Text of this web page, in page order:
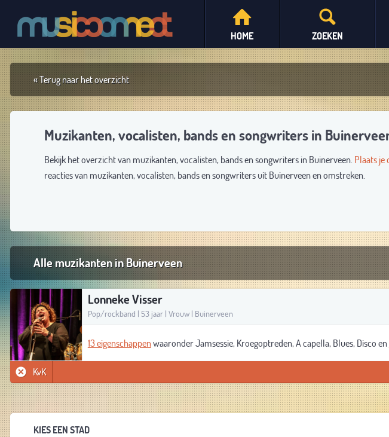
ZOEKEN
HOME
« Terug naar het overzicht
Muzikanten, vocalisten, bands en songwriters in
Bekijk het overzicht van muzikanten, vocalisten, bands en songwriters in Buinerveen. Plaats
reacties van muzikanten, vocalisten, bands en songwriters uit Buinerveen en omstreken.
Alle muzikanten in Buinerveen
Lonneke Visser
Pop/rockband | 53 jaar | Vrouw | Buinerveen
13 eigenschappenwaaronder Jamsessie, Kroegoptreden, A capella, Blues, Disco en
KvK
KIES EEN STAD